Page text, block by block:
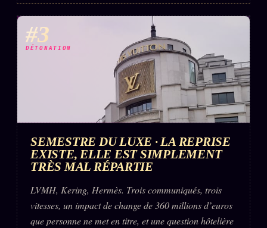
#3
DÉTONATION
SEMESTRE DU LUXE · LA REPRISE
EXISTE, ELLE EST SIMPLEMENT
TRÈS MAL RÉPARTIE
LVMH, Kering, Hermès. Trois communiqués, trois
vitesses, un impact de change de 360 millions d’euros
que personne ne met en titre, et une question hôtelière